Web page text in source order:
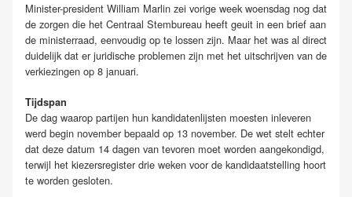
Minister-president William Marlin zei vorige week woensdag nog dat
de zorgen die het Centraal Stembureau heeft geuit in een brief aan
de ministerraad, eenvoudig op te lossen zijn. Maar het was al direct
duidelijk dat er juridische problemen zijn met het uitschrijven van de
verkiezingen op 8 januari.
Tijdspan
De dag waarop partijen hun kandidatenlijsten moesten inleveren
werd begin november bepaald op 13 november. De wet stelt echter
dat deze datum 14 dagen van tevoren moet worden aangekondigd,
terwijl het kiezersregister drie weken voor de kandidaatstelling hoort
te worden gesloten.